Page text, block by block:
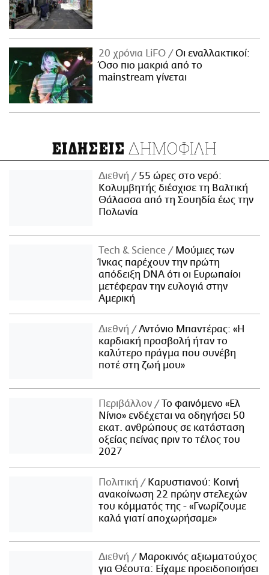
20 χρόνια LiFO
Οι εναλλακτικοί:
Όσο πιο μακριά από το
mainstream γίνεται
ΕΙΔΗΣΕΙΣ ΔΗΜΟΦΙΛΗ
Διεθνή
55 ώρες στο νερό:
Κολυμβητής διέσχισε τη Βαλτική
Θάλασσα από τη Σουηδία έως την
Πολωνία
Τech & Science
Μούμιες των
Ίνκας παρέχουν την πρώτη
απόδειξη DNA ότι οι Ευρωπαίοι
μετέφεραν την ευλογιά στην
Αμερική
Διεθνή
Αντόνιο Μπαντέρας: «Η
καρδιακή προσβολή ήταν το
καλύτερο πράγμα που συνέβη
ποτέ στη ζωή μου»
Περιβάλλον
Το φαινόμενο «Ελ
Νίνιο» ενδέχεται να οδηγήσει 50
εκατ. ανθρώπους σε κατάσταση
οξείας πείνας πριν το τέλος του
2027
Πολιτική
Καρυστιανού: Κοινή
ανακοίνωση 22 πρώην στελεχών
του κόμματός της - «Γνωρίζουμε
καλά γιατί αποχωρήσαμε»
Διεθνή
Μαροκινός αξιωματούχος
για Θέουτα: Είχαμε προειδοποιήσει